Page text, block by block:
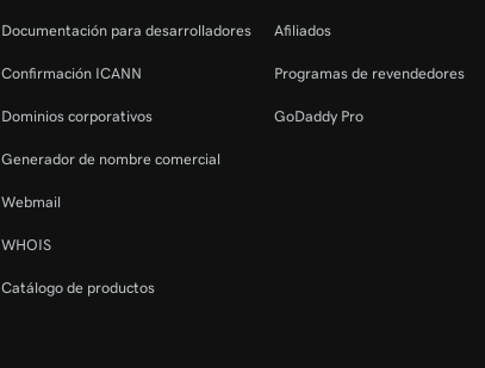
Documentación para desarrolladores
Confirmación ICANN
Dominios corporativos
Generador de nombre comercial
Webmail
WHOIS
Catálogo de productos
Afiliados
Programas de revendedores
GoDaddy Pro